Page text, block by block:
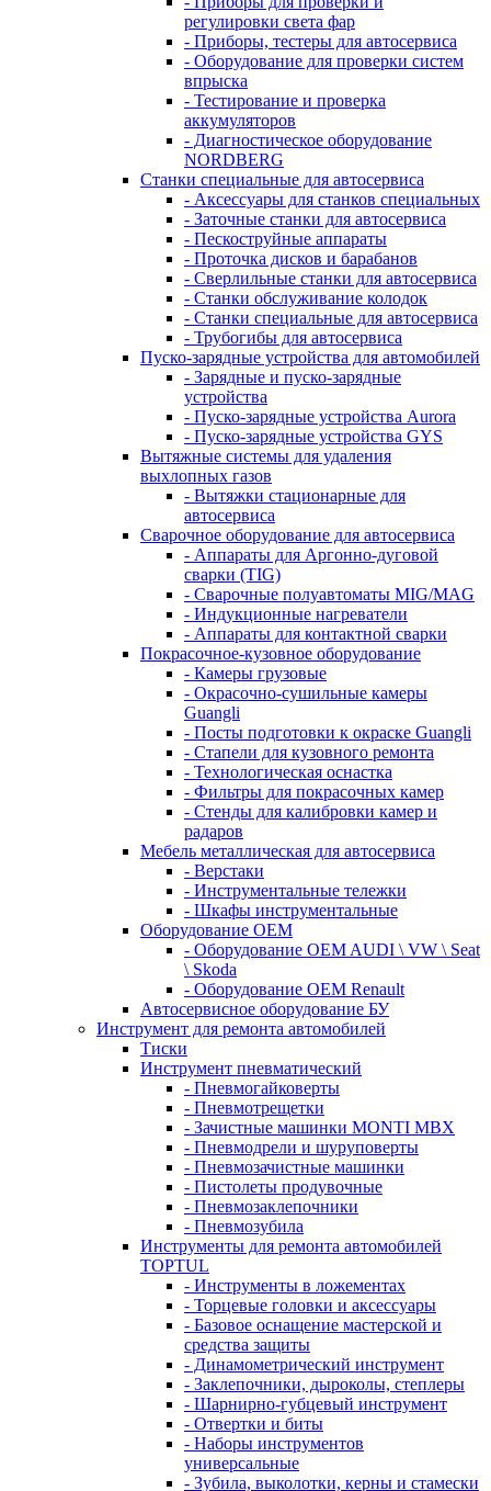
регулировки света фар
- Приборы, тестеры для автосервиса
- Оборудование для проверки систем
впрыска
- Тестирование и проверка
аккумуляторов
- Диагностическое оборудование
NORDBERG
Станки специальные для автосервиса
- Аксессуары для станков специальных
- Заточные станки для автосервиса
- Пескоструйные аппараты
- Проточка дисков и барабанов
- Сверлильные станки для автосервиса
- Станки обслуживание колодок
- Станки специальные для автосервиса
- Трубогибы для автосервиса
Пуско-зарядные устройства для автомобилей
- Зарядные и пуско-зарядные
устройства
- Пуско-зарядные устройства Aurora
- Пуско-зарядные устройства GYS
Вытяжные системы для удаления
выхлопных газов
- Вытяжки стационарные для
автосервиса
Сварочное оборудование для автосервиса
- Аппараты для Аргонно-дуговой
сварки (TIG)
- Сварочные полуавтоматы MIG/MAG
- Индукционные нагреватели
- Аппараты для контактной сварки
Покрасочное-кузовное оборудование
- Камеры грузовые
- Окрасочно-сушильные камеры
Guangli
- Посты подготовки к окраске Guangli
- Стапели для кузовного ремонта
- Технологическая оснастка
- Фильтры для покрасочных камер
- Стенды для калибровки камер и
радаров
Мебель металлическая для автосервиса
- Верстаки
- Инструментальные тележки
- Шкафы инструментальные
Оборудование OEM
- Оборудование OEM AUDI \ VW \ Seat
\ Skoda
- Оборудование OEM Renault
Автосервисное оборудование БУ
Инструмент для ремонта автомобилей
Тиски
Инструмент пневматический
- Пневмогайковерты
- Пневмотрещетки
- Зачистные машинки MONTI MBX
- Пневмодрели и шуруповерты
- Пневмозачистные машинки
- Пистолеты продувочные
- Пневмозаклепочники
- Пневмозубила
Инструменты для ремонта автомобилей
TOPTUL
- Инструменты в ложементах
- Торцевые головки и аксессуары
- Базовое оснащение мастерской и
средства защиты
- Динамометрический инструмент
- Заклепочники, дыроколы, степлеры
- Шарнирно-губцевый инструмент
- Отвертки и биты
- Наборы инструментов
универсальные
- Зубила, выколотки, керны и стамески